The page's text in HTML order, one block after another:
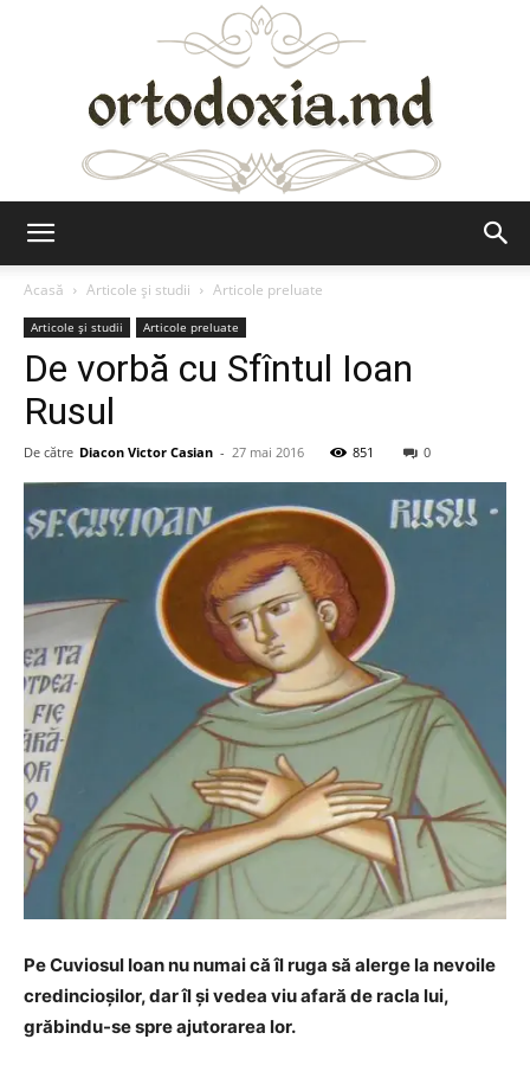
Acasă
Articole şi studii Articole preluate
Articole şi studii Articole preluate
De vorbă cu Sfîntul Ioan
Rusul
De către Diacon Victor Casian - 27 mai 2016 851 0
Pe Cuviosul Ioan nu numai că îl ruga să alerge la nevoile
credincioşilor, dar îl şi vedea viu afară de racla lui,
grăbindu-se spre ajutorarea lor.